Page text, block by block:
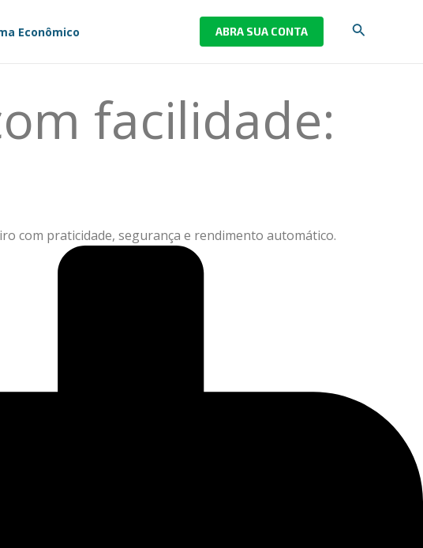
Econômico ABRA SUA CONTA Pesquisar
facilidade:
com praticidade, segurança e rendimento automático.